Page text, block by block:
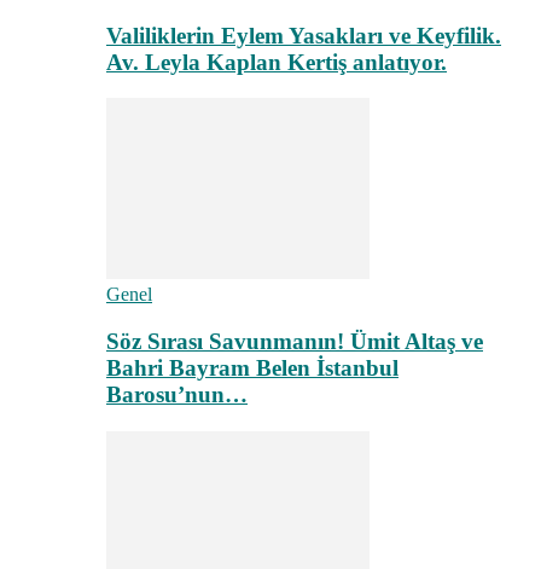
Valiliklerin Eylem Yasakları ve Keyfilik.
Av. Leyla Kaplan Kertiş anlatıyor.
Genel
Söz Sırası Savunmanın! Ümit Altaş ve
Bahri Bayram Belen İstanbul
Barosu’nun…